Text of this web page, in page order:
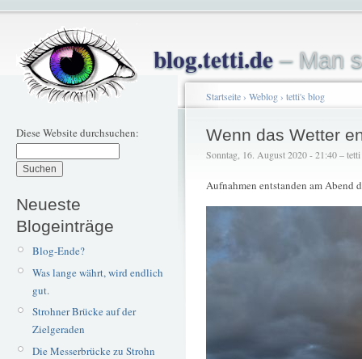
blog.tetti.de– Man
Diese Website durchsuchen:
Neueste
Blogeinträge
Blog-Ende?
Was lange währt, wird endlich
gut.
Strohner Brücke auf der
Zielgeraden
Die Messerbrücke zu Strohn
Startseite› Weblog› tetti's blog
Wenn das Wetter
Sonntag, 16. August 2020 - 21:40 – tetti
Aufnahmen entstanden am